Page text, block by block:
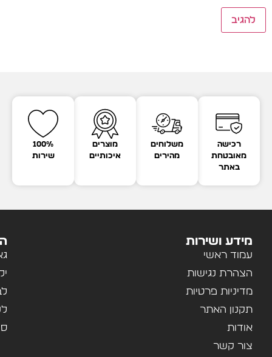
רכישה
מאובטחת
באתר
משלוחים
מהירים
מוצרים
איכותיים
100%
שירות
מידע ושירות
עמוד ראשי
הצהרת נגישות
מדיניות פרטיות
תקנון האתר
אודות
צור קשר